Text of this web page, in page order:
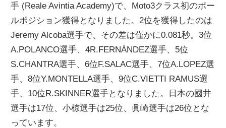
ニ
ー
ス
手 (Reale Avintia Academy)で、Moto3クラス初のポー
ルポジション獲得となりました。2位を獲得したのは
Jeremy Alcoba選手で、その差は僅かに0.081秒。3位
A.POLANCO選手、4R.FERNÁNDEZ選手、5位
S.CHANTRA選手、6位F.SALAC選手、7位A.LOPEZ選
手、8位Y.MONTELLA選手、9位C.VIETTI RAMUS選
手、10位R.SKINNER選手となりました。日本の國井
選手は17位、小椋選手は25位、眞崎選手は26位とな
っています。